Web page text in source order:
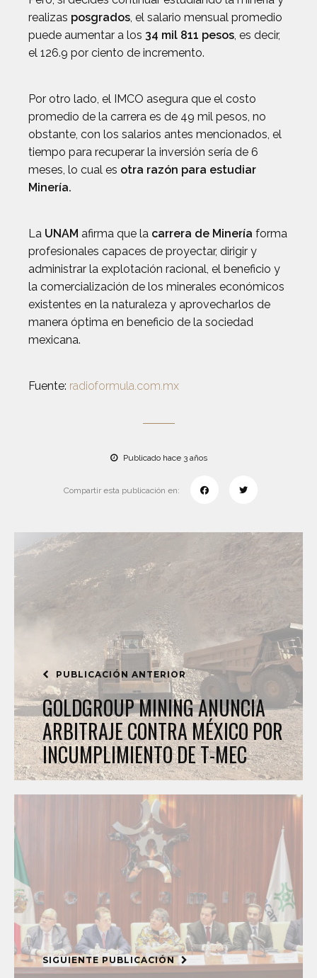
realizas posgrados, el salario mensual promedio
puede aumentar a los 34 mil 811 pesos, es decir,
el 126.9 por ciento de incremento.
Por otro lado, el IMCO asegura que el costo
promedio de la carrera es de 49 mil pesos, no
obstante, con los salarios antes mencionados, el
tiempo para recuperar la inversión sería de 6
meses, lo cual es otra razón para estudiar
Minería.
La UNAM afirma que la carrera de Minería forma
profesionales capaces de proyectar, dirigir y
administrar la explotación racional, el beneficio y
la comercialización de los minerales económicos
existentes en la naturaleza y aprovecharlos de
manera óptima en beneficio de la sociedad
mexicana.
Fuente: radioformula.com.mx
Publicado hace 3 años
Compartir esta publicación en:
PUBLICACIÓN ANTERIOR
GOLDGROUP MINING ANUNCIA
ARBITRAJE CONTRA MÉXICO POR
INCUMPLIMIENTO DE T-MEC
SIGUIENTE PUBLICACIÓN